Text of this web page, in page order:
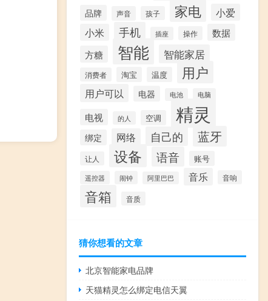
品牌 声音 孩子 家电
小爱
小米
手机 插座 操作
数据
方糖
智能 智能家居
消费者 淘宝 温度 用户
用户可以 电器 电池 电脑
电视 的人 空调 精灵
绑定 网络 自己的 蓝牙
让人 设备 语音 账号
遥控器 闹钟 阿里巴巴 音乐 音响
音箱 音质
猜你想看的文章
北京智能家电品牌
天猫精灵怎么绑定电信天翼